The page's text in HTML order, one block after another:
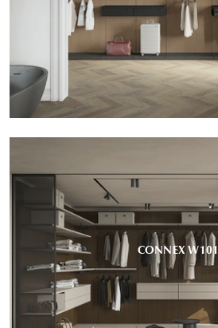
CONNEX W101